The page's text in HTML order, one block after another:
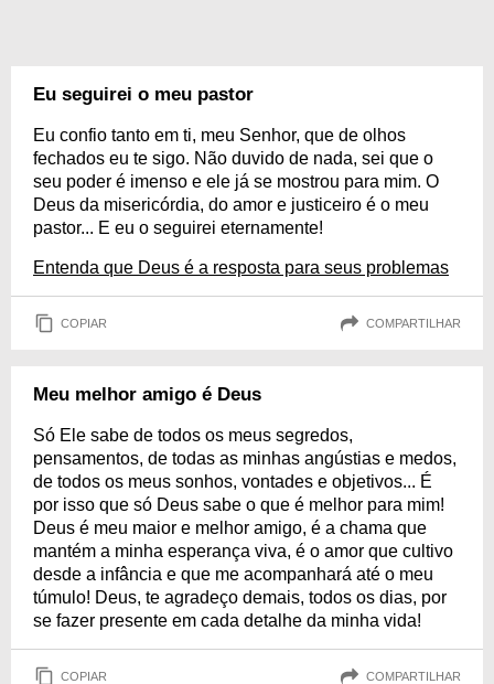
Eu seguirei o meu pastor
Eu confio tanto em ti, meu Senhor, que de olhos
fechados eu te sigo. Não duvido de nada, sei que o
seu poder é imenso e ele já se mostrou para mim. O
Deus da misericórdia, do amor e justiceiro é o meu
pastor... E eu o seguirei eternamente!
Entenda que Deus é a resposta para seus problemas
COPIAR COMPARTILHAR
Meu melhor amigo é Deus
Só Ele sabe de todos os meus segredos,
pensamentos, de todas as minhas angústias e medos,
de todos os meus sonhos, vontades e objetivos... É
por isso que só Deus sabe o que é melhor para mim!
Deus é meu maior e melhor amigo, é a chama que
mantém a minha esperança viva, é o amor que cultivo
desde a infância e que me acompanhará até o meu
túmulo! Deus, te agradeço demais, todos os dias, por
se fazer presente em cada detalhe da minha vida!
COPIAR COMPARTILHAR